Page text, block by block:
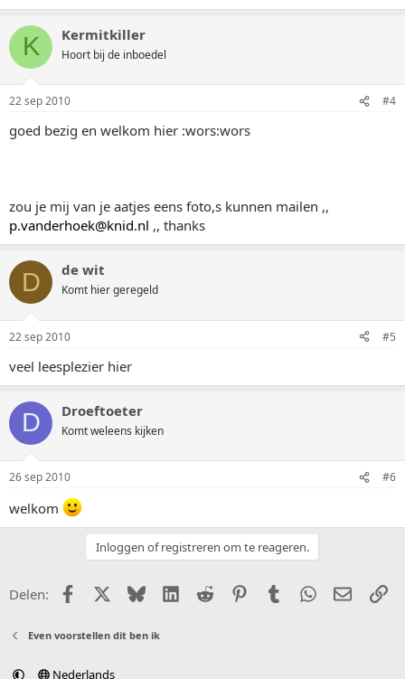
K Kermitkiller
Hoort bij de inboedel
22 sep 2010 #4
goed bezig en welkom hier :wors:wors
zou je mij van je aatjes eens foto,s kunnen mailen ,,
p.vanderhoek@knid.nl ,, thanks
D de wit
Komt hier geregeld
22 sep 2010 #5
veel leesplezier hier
D Droeftoeter
Komt weleens kijken
26 sep 2010 #6
welkom
Inloggen of registreren om te reageren.
Delen: FacebookX (Twitter)
BlueskyLinkedIn
Reddit PinterestTumblr WhatsApp
E-mail
Even voorstellen dit ben ik
Nederlands